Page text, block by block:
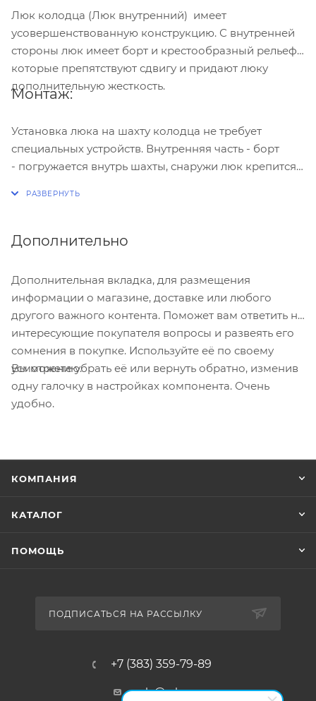
Люк колодца (Люк внутренний) имеет
усовершенствованную конструкцию. С внутренней
стороны люк имеет борт и крестообразный рельеф,
которые препятствуют сдвигу и придают люку
дополнительную жесткость.
Монтаж:
Установка люка на шахту колодца не требует
специальных устройств. Внутренняя часть - борт
- погружается внутрь шахты, снаружи люк крепится
Дополнительно
Дополнительная вкладка, для размещения
информации о магазине, доставке или любого
другого важного контента. Поможет вам ответить на
интересующие покупателя вопросы и развеять его
сомнения в покупке. Используйте её по своему
усмотрению.
Вы можете убрать её или вернуть обратно, изменив
одну галочку в настройках компонента. Очень
удобно.
КОМПАНИЯ
КАТАЛОГ
ПОМОЩЬ
ПОДПИСАТЬСЯ НА РАССЫЛКУ
+7 (383) 359-79-89
sale@rsk-r.ru